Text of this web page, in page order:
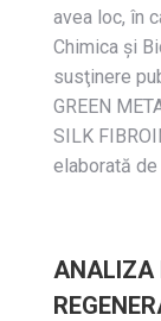
avea loc, în
Chimica și
susţinere
GREEN
SILK
elaborată de
ANALIZA